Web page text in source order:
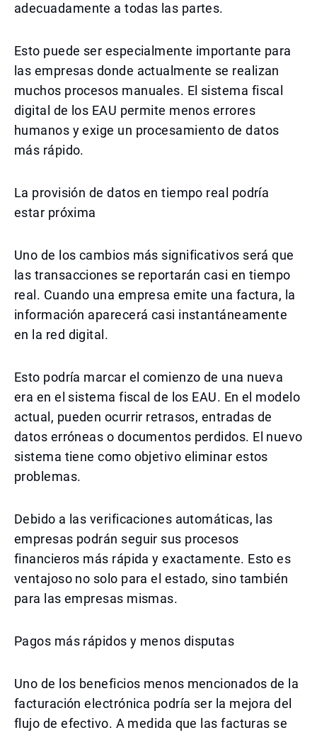
adecuadamente a todas las partes.
Esto puede ser especialmente importante para
las empresas donde actualmente se realizan
muchos procesos manuales. El sistema fiscal
digital de los EAU permite menos errores
humanos y exige un procesamiento de datos
más rápido.
La provisión de datos en tiempo real podría
estar próxima
Uno de los cambios más significativos será que
las transacciones se reportarán casi en tiempo
real. Cuando una empresa emite una factura, la
información aparecerá casi instantáneamente
en la red digital.
Esto podría marcar el comienzo de una nueva
era en el sistema fiscal de los EAU. En el modelo
actual, pueden ocurrir retrasos, entradas de
datos erróneas o documentos perdidos. El nuevo
sistema tiene como objetivo eliminar estos
problemas.
Debido a las verificaciones automáticas, las
empresas podrán seguir sus procesos
financieros más rápida y exactamente. Esto es
ventajoso no solo para el estado, sino también
para las empresas mismas.
Pagos más rápidos y menos disputas
Uno de los beneficios menos mencionados de la
facturación electrónica podría ser la mejora del
flujo de efectivo. A medida que las facturas se